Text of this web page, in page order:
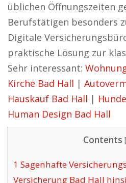
üblichen Öffnungszeiten
Berufstätigen besonders
Digitale
praktische Lösung zur
Sehr interessant:
Kirche Bad Hall |
Hauskauf Bad Hall |
Human Design Bad Hall
Contents
1 Sagenhafte
Versicherung Bad Hall